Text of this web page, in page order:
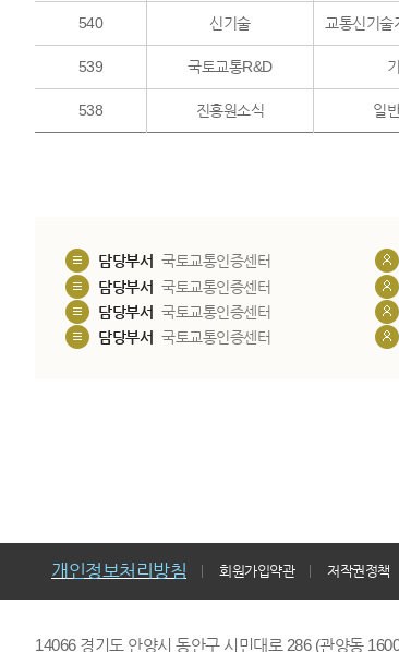
540 신기술 교통신기술
539 국토교통R&D
538 진흥원소식 일
담당부서 국토교통인증센터
담당부서 국토교통인증센터
담당부서 국토교통인증센터
담당부서 국토교통인증센터
개인정보처리방침 회원가입약관 저작권정책
14066 경기도 안양시 동안구 시민대로 286 (관양동